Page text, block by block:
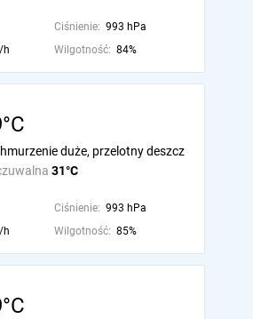
Ciśnienie: 993 hPa
h Wilgotność: 84%
31°C
duże, przelotny deszcz
Ciśnienie: 993 hPa
h Wilgotność: 85%